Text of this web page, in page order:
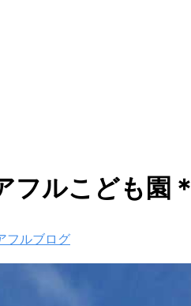
ルこども園＊
フルブログ